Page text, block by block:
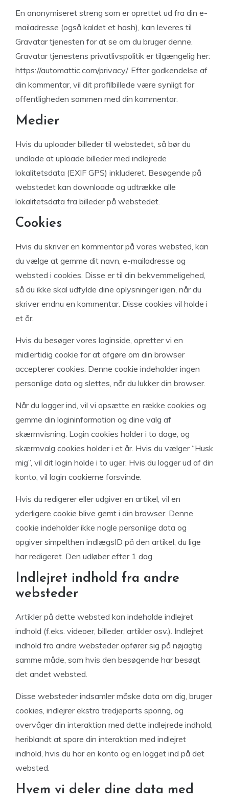
En anonymiseret streng som er oprettet ud fra din e-
mailadresse (også kaldet et hash), kan leveres til
Gravatar tjenesten for at se om du bruger denne.
Gravatar tjenestens privatlivspolitik er tilgængelig her:
https://automattic.com/privacy/. Efter godkendelse af
din kommentar, vil dit profilbillede være synligt for
offentligheden sammen med din kommentar.
Medier
Hvis du uploader billeder til webstedet, så bør du
undlade at uploade billeder med indlejrede
lokalitetsdata (EXIF GPS) inkluderet. Besøgende på
webstedet kan downloade og udtrække alle
lokalitetsdata fra billeder på webstedet.
Cookies
Hvis du skriver en kommentar på vores websted, kan
du vælge at gemme dit navn, e-mailadresse og
websted i cookies. Disse er til din bekvemmeligehed,
så du ikke skal udfylde dine oplysninger igen, når du
skriver endnu en kommentar. Disse cookies vil holde i
et år.
Hvis du besøger vores loginside, opretter vi en
midlertidig cookie for at afgøre om din browser
accepterer cookies. Denne cookie indeholder ingen
personlige data og slettes, når du lukker din browser.
Når du logger ind, vil vi opsætte en række cookies og
gemme din logininformation og dine valg af
skærmvisning. Login cookies holder i to dage, og
skærmvalg cookies holder i et år. Hvis du vælger “Husk
mig”, vil dit login holde i to uger. Hvis du logger ud af din
konto, vil login cookierne forsvinde.
Hvis du redigerer eller udgiver en artikel, vil en
yderligere cookie blive gemt i din browser. Denne
cookie indeholder ikke nogle personlige data og
opgiver simpelthen indlægsID på den artikel, du lige
har redigeret. Den udløber efter 1 dag.
Indlejret indhold fra andre
websteder
Artikler på dette websted kan indeholde indlejret
indhold (f.eks. videoer, billeder, artikler osv.). Indlejret
indhold fra andre websteder opfører sig på nøjagtig
samme måde, som hvis den besøgende har besøgt
det andet websted.
Disse websteder indsamler måske data om dig, bruger
cookies, indlejrer ekstra tredjeparts sporing, og
overvåger din interaktion med dette indlejrede indhold,
heriblandt at spore din interaktion med indlejret
indhold, hvis du har en konto og en logget ind på det
websted.
Hvem vi deler dine data med